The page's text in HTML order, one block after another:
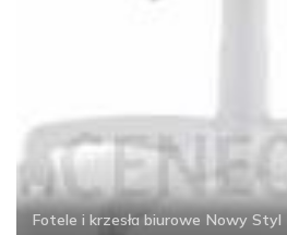
Fotele i krzesła biurowe Nowy Styl